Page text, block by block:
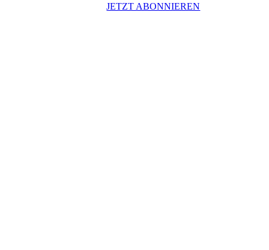
JETZT ABONNIEREN